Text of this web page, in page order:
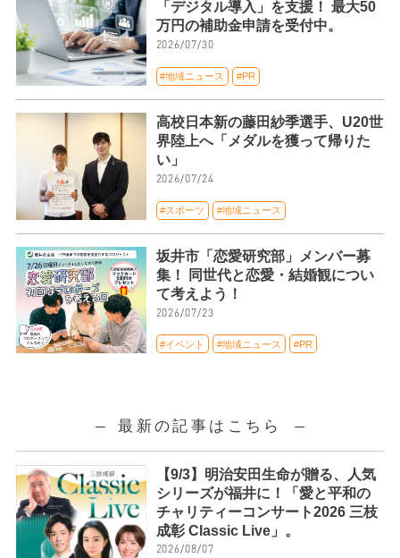
「デジタル導入」を支援！ 最大50
万円の補助金申請を受付中。
2026/07/30
#地域ニュース #PR
高校日本新の藤田紗季選手、U20世
界陸上へ「メダルを獲って帰りた
い」
2026/07/24
#スポーツ #地域ニュース
坂井市「恋愛研究部」メンバー募
集！ 同世代と恋愛・結婚観につい
て考えよう！
2026/07/23
#イベント #地域ニュース #PR
最新の記事はこちら
【9/3】明治安田生命が贈る、人気
シリーズが福井に！「愛と平和の
チャリティーコンサート2026 三枝
成彰 Classic Live」。
2026/08/07